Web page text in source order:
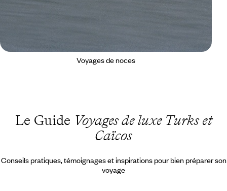
Voyages de noces
Le Guide Voyages de luxe Turks et
Caïcos
Conseils pratiques, témoignages et inspirations pour bien préparer son
voyage